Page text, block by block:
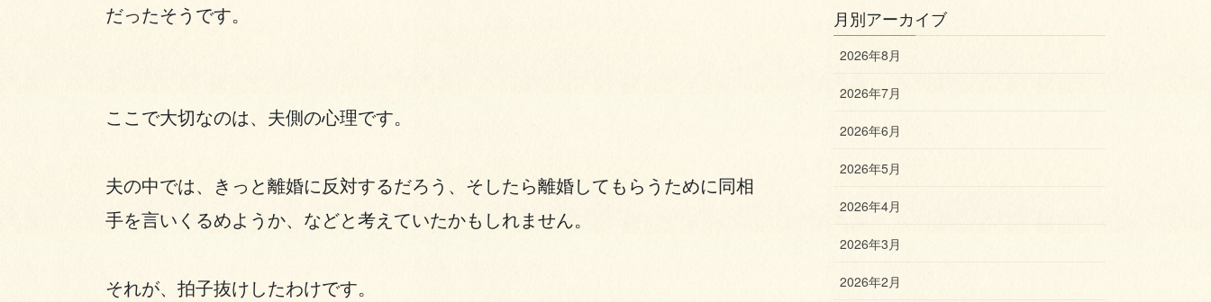
だったそうです。
ここで大切なのは、夫側の心理です。
夫の中では、きっと離婚に反対するだろう、そしたら離婚してもらうために同相
手を言いくるめようか、などと考えていたかもしれません。
それが、拍子抜けしたわけです。
月別アーカイブ
2026年8月
2026年7月
2026年6月
2026年5月
2026年4月
2026年3月
2026年2月